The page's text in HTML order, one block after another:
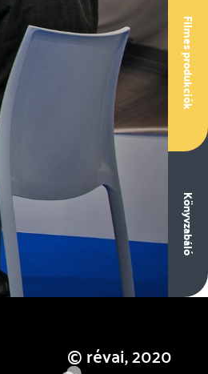
Filmes produkciók
Könyvzabáló
© révai, 2020